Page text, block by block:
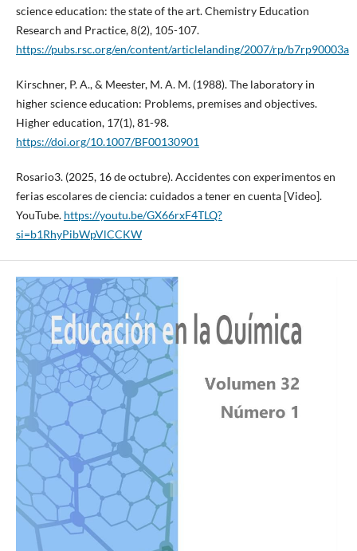
science education: the state of the art. Chemistry Education
Research and Practice, 8(2), 105-107.
https://pubs.rsc.org/en/content/articlelanding/2007/rp/b7rp90003a
Kirschner, P. A., & Meester, M. A. M. (1988). The laboratory in
higher science education: Problems, premises and objectives.
Higher education, 17(1), 81-98.
https://doi.org/10.1007/BF00130901
Rosario3. (2025, 16 de octubre). Accidentes con experimentos en
ferias escolares de ciencia: cuidados a tener en cuenta [Video].
YouTube. https://youtu.be/GX66rxF4TLQ?
si=b1RhyPibWpVlCCKW